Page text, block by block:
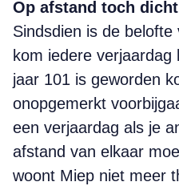
Op afstand toch
Sindsdien is de
kom iedere verjaardag
jaar 101 is geworden
onopgemerkt
een verjaardag als je
afstand van elkaar
woont Miep niet meer